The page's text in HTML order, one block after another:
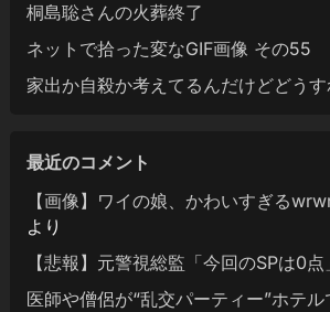
桐島聡さんの火葬終了
ネットで拾った変なGIF画像 その55
家出か自殺か考えてるんだけどどう
最近のコメント
【画像】ワイの娘、かわいすぎる
より
【悲報】元警視総監「今回のSPは0点
医師や僧侶が“乱交パーティー”ホテ